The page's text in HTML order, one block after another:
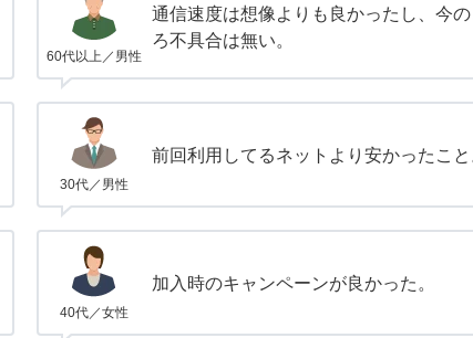
60代以上／男性
通信速度は想像よりも良かったし、今の
ろ不具合は無い。
30代／男性
前回利用してるネットより安かったこと
40代／女性
加入時のキャンペーンが良かった。